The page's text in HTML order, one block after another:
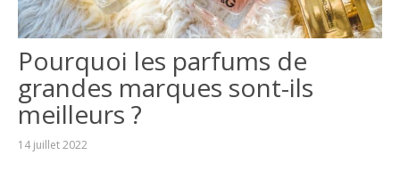
Pourquoi les parfums de
grandes marques sont-ils
meilleurs ?
14 juillet 2022